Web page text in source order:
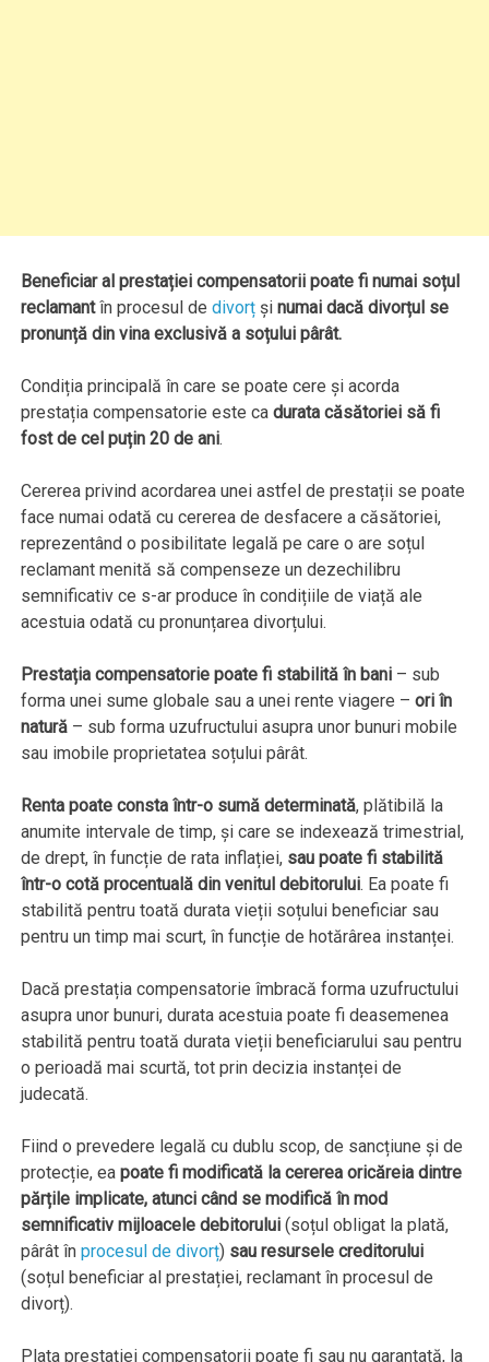
Beneficiar al prestației compensatorii poate fi numai soțul
reclamantîn procesul dedivorț șinumai dacă divorțul se
pronunță din vina exclusivă a soțului pârât.
Condiția principală în care se poate cere și acorda
prestația compensatorie este cadurata căsătoriei să fi
fost de cel puțin 20 de ani.
Cererea privind acordarea unei astfel de prestații se poate
face numai odată cu cererea de desfacere a căsătoriei,
reprezentând o posibilitate legală pe care o are soțul
reclamant menită să compenseze un dezechilibru
semnificativ ce s-ar produce în condițiile de viață ale
acestuia odată cu pronunțarea divorțului.
Prestația compensatorie poate fi stabilită în bani – sub
forma unei sume globale sau a unei rente viagere –ori în
natură – sub forma uzufructului asupra unor bunuri mobile
sau imobile proprietatea soțului pârât.
Renta poate consta într-o sumă determinată, plătibilă la
anumite intervale de timp, și care se indexează trimestrial,
de drept, în funcție de rata inflației, sau poate fi stabilită
într-o cotă procentuală din venitul debitorului. Ea poate fi
stabilită pentru toată durata vieții soțului beneficiar sau
pentru un timp mai scurt, în funcție de hotărârea instanței.
Dacă prestația compensatorie îmbracă forma uzufructului
asupra unor bunuri, durata acestuia poate fi deasemenea
stabilită pentru toată durata vieții beneficiarului sau pentru
o perioadă mai scurtă, tot prin decizia instanței de
judecată.
Fiind o prevedere legală cu dublu scop, de sancțiune și de
protecție, eapoate fi modificată la cererea oricăreia dintre
părțile implicate, atunci când se modifică în mod
semnificativ mijloacele debitorului (soțul obligat la plată,
pârât înprocesul de divorț) sau resursele creditorului
(soțul beneficiar al prestației, reclamant în procesul de
divorț).
Plata prestației compensatorii poate fi sau nu garantată, la